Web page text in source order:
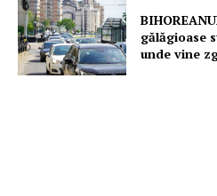
gălăgioase
unde vine